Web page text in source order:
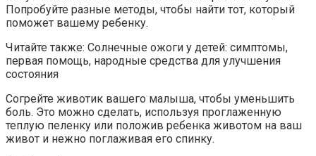
Попробуйте разные методы, чтобы найти тот, который
поможет вашему ребенку.
Читайте также: Солнечные ожоги у детей: симптомы,
первая помощь, народные средства для улучшения
состояния
Согрейте животик вашего малыша, чтобы уменьшить
боль. Это можно сделать, используя проглаженную
теплую пеленку или положив ребенка животом на ваш
живот и нежно поглаживая его спинку.